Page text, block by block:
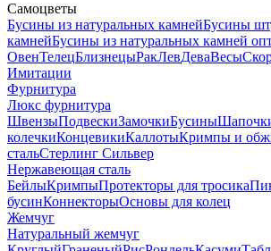
Самоцветы
Бусины из натуральных камнейБусины
камнейБусины из натуральных камней
ОвенТелецБлизнецыРакЛевДеваВесы
Имитации
Фурнитура
Люкс фурнитура
ШвензыПодвескиЗамочкиБусины
колечкиКонцевикиКаллотыКримпы и
стальСтерлинг Сильвер
Нержавеющая сталь
БейлыКримпыПротекторы для тросика
бусинКоннекторыОсновы для колец
Жемчуг
Натуральный жемчуг